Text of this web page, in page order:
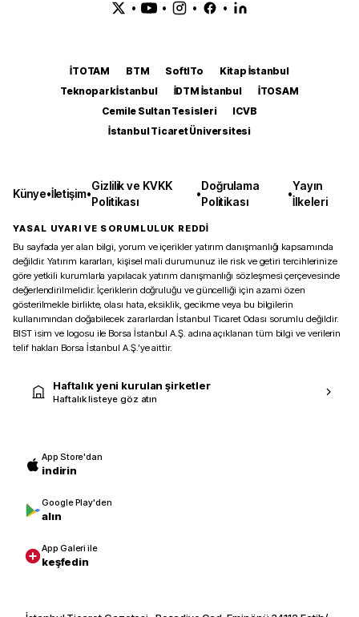
• • • •
İTOTAM BTM SoftITo
Kitap İstanbul
Teknopark İstanbul
İDTM İstanbul
İTOSAM
Cemile Sultan Tesisleri
ICVB
İstanbul Ticaret Üniversitesi
Künye•İletişim•
Gizlilik ve KVKK
Politikası
•
Doğrulama
Politikası
•
Yayın
İlkeleri
YASAL UYARI VE SORUMLULUK REDDİ
Bu sayfada yer alan bilgi, yorum ve içerikler yatırım danışmanlığı kapsamında
değildir. Yatırım kararları, kişisel mali durumunuz ile risk ve getiri tercihlerinize
göre yetkili kurumlarla yapılacak yatırım danışmanlığı sözleşmesi çerçevesinde
değerlendirilmelidir. İçeriklerin doğruluğu ve güncelliği için azami özen
gösterilmekle birlikte, olası hata, eksiklik, gecikme veya bu bilgilerin
kullanımından doğabilecek zararlardan İstanbul Ticaret Odası sorumlu değildir.
BIST isim ve logosu ile Borsa İstanbul A.Ş. adına açıklanan tüm bilgi ve verilerin
telif hakları Borsa İstanbul A.Ş.’ye aittir.
Haftalık yeni kurulan şirketler
Haftalık listeye göz atın
App Store'dan
indirin
Google Play'den
alın
App Galeri ile
keşfedin